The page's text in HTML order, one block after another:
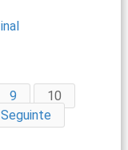
9
10
Seguinte